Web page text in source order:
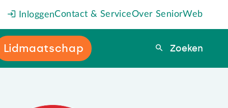
InloggenContact & ServiceOver SeniorWeb
Lidmaatschap Zoeken
Zoeken